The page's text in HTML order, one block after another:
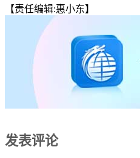
【责任编辑:惠小东】
发表评论